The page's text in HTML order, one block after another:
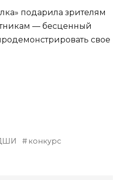
подарила зрителям
— бесценный
свое
конкурс